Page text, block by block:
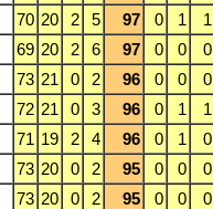
70 20 2 5 97 0 1 1
69 20 2 6 97 0 0 0
73 21 0 2 96 0 0 0
72 21 0 3 96 0 1 1
71 19 2 4 96 0 1 0
73 20 0 2 95 0 0 0
73 20 0 2 95 0 0 0